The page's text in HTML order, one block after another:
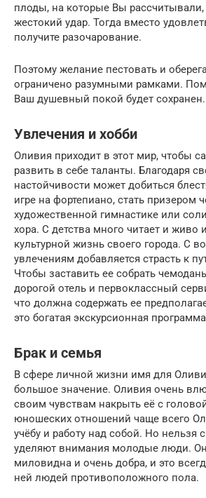
плоды, на которые Вы рассчитывали,
жестокий удар. Тогда вместо
получите разочарование.
Поэтому желание пестовать и
ограничено разумными рамками.
Ваш душевный покой будет сохранен.
Увлечения и хобби
Оливия приходит в этот мир, чтобы
развить в себе таланты. Благодаря
настойчивости может добиться
игре на фортепиано, стать призером
художественной гимнастике или
хора. С детства много читает и живо
культурной жизнь своего города. С
увлечениям добавляется страсть к
Чтобы заставить ее собрать
дорогой отель и первоклассный
что должна содержать ее
это богатая экскурсионная
Брак и семья
В сфере личной жизни имя для
большое значение. Оливия очень
своим чувствам накрыть её с
юношеских отношений чаще всего
учёбу и работу над собой. Но нельзя
уделяют внимания молодые люди.
миловидна и очень добра, и это
ней людей противоположного пола.